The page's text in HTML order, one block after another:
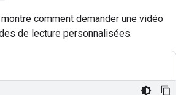
comment demander une vidéo
de lecture personnalisées.